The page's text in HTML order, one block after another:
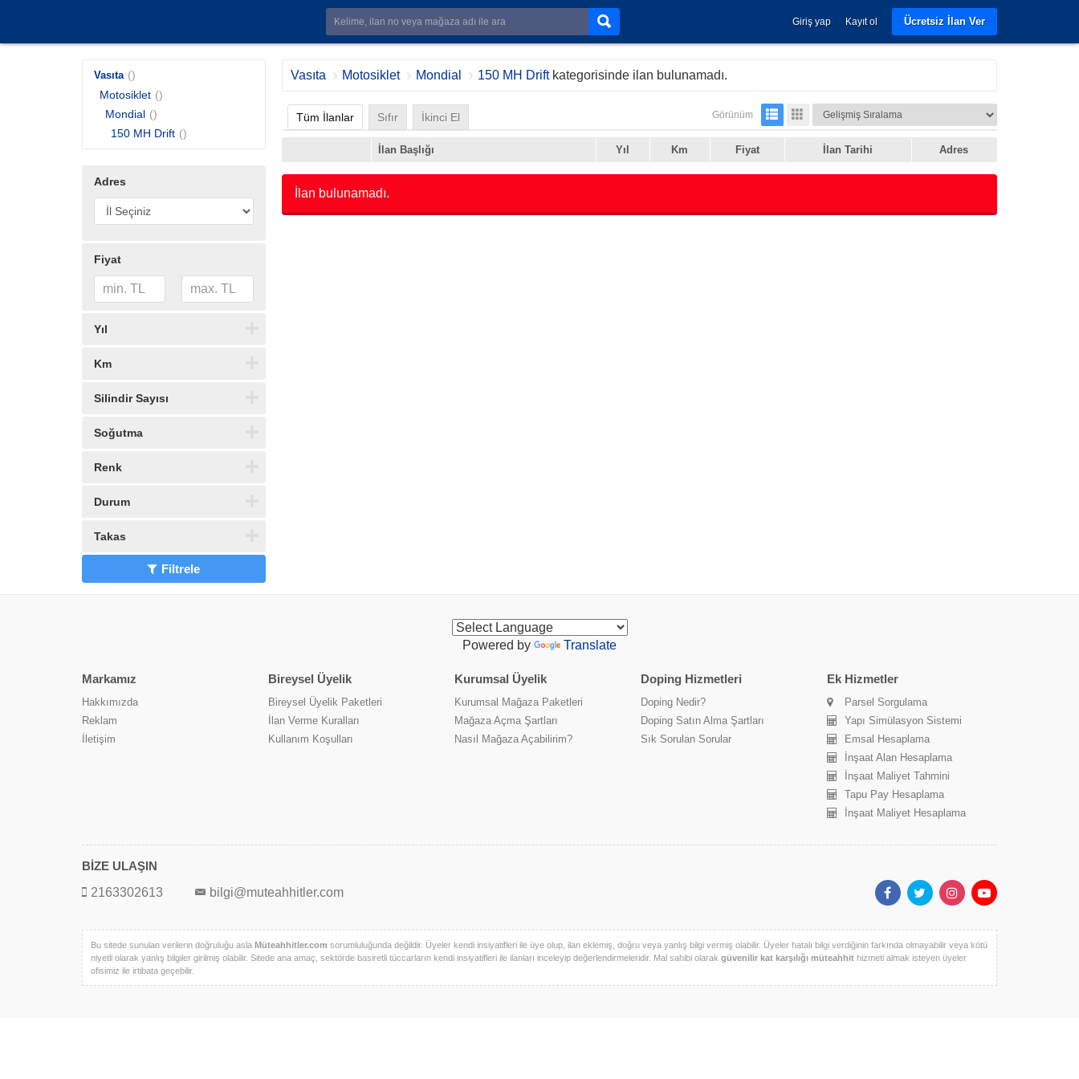
Giriş yap Kayıt ol Ücretsiz İlan Ver
Vasıta ()
Motosiklet ()
Mondial ()
150 MH Drift ()
Adres
Fiyat
Yıl
Km
Silindir Sayısı
Soğutma
Renk
Durum
Takas
Filtrele
Vasıta Motosiklet Mondial 150 MH Drift kategorisinde ilan bulunamadı.
Tüm İlanlar Sıfır İkinci El Görünüm
İlan Başlığı Yıl Km Fiyat İlan Tarihi Adres
İlan bulunamadı.
Powered by Translate
Markamız
Hakkımızda
Reklam
İletişim
Bireysel Üyelik
Bireysel Üyelik Paketleri
İlan Verme Kuralları
Kullanım Koşulları
Kurumsal Üyelik
Kurumsal Mağaza Paketleri
Mağaza Açma Şartları
Nasıl Mağaza Açabilirim?
Doping Hizmetleri
Doping Nedir?
Doping Satın Alma Şartları
Sık Sorulan Sorular
Ek Hizmetler
Parsel Sorgulama
Yapı Simülasyon Sistemi
Emsal Hesaplama
İnşaat Alan Hesaplama
İnşaat Maliyet Tahmini
Tapu Pay Hesaplama
İnşaat Maliyet Hesaplama
BİZE ULAŞIN
2163302613
bilgi@muteahhitler.com
Bu sitede sunulan verilerin doğruluğu asla Müteahhitler.com sorumluluğunda değildir. Üyeler kendi insiyatifleri ile üye olup, ilan eklemiş, doğru veya yanlış bilgi vermiş olabilir. Üyeler hatalı bilgi verdiğinin farkında olmayabilir veya kötü
niyetli olarak yanlış bilgiler girilmiş olabilir. Sitede ana amaç, sektörde basiretli tüccarların kendi insiyatifleri ile ilanları inceleyip değerlendirmeleridir. Mal sahibi olarak güvenilir kat karşılığı müteahhit hizmeti almak isteyen üyeler
ofisimiz ile irtibata geçebilir.